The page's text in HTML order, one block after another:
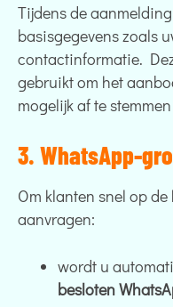
Tijdens de
basisgegevens zoals
contactinformatie.
gebruikt om het
mogelijk af te
3. WhatsApp-
Om klanten snel op
aanvragen:
wordt u
besloten